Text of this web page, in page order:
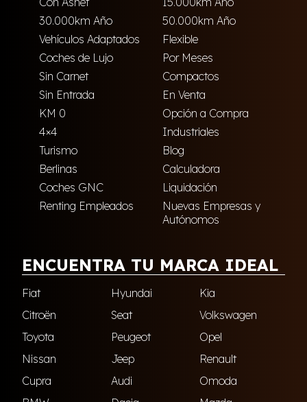
30.000km Año
50.000km Año
Vehículos Adaptados
Flexible
Coches de Lujo
Por Meses
Sin Carnet
Compactos
Sin Entrada
En Venta
KM 0
Opción a Compra
4×4
Industriales
Turismo
Blog
Berlinas
Calculadora
Coches GNC
Liquidación
Renting Empleados
Nuevas Empresas y
Autónomos
ENCUENTRA TU MARCA IDEAL
Fiat Hyundai
Kia
Citroën
Seat
Volkswagen
Toyota
Peugeot
Opel
Nissan
Jeep
Renault
Cupra
Audi
Omoda